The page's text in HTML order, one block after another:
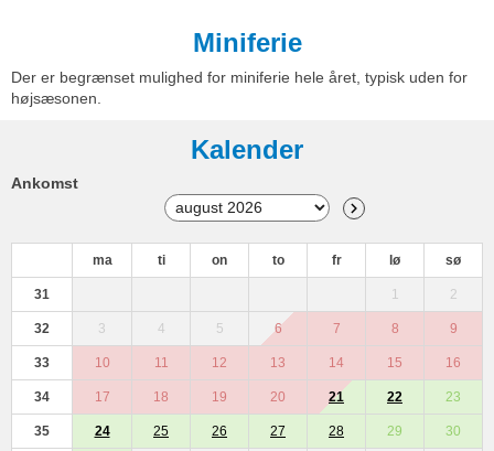
Miniferie
Der er begrænset mulighed for miniferie hele året, typisk uden for
højsæsonen.
Kalender
Ankomst
ma ti on to fr lø sø
31 1 2
32 3 4 5 6 7 8 9
33 10 11 12 13 14 15 16
34 17 18 19 20 21 22 23
35 24 25 26 27 28 29 30